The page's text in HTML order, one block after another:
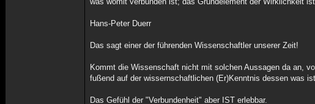
Hans-Peter Duerr
Das sagt einer der führenden Wissenschaftler unserer Zeit!
Kommt die Wissenschaft nicht mit solchen Aussagen da an,
fußend auf der wissernschaftlichen (Er)Kenntnis dessen was
Das Gefühl der "Verbundenheit" aber IST erlebbar.